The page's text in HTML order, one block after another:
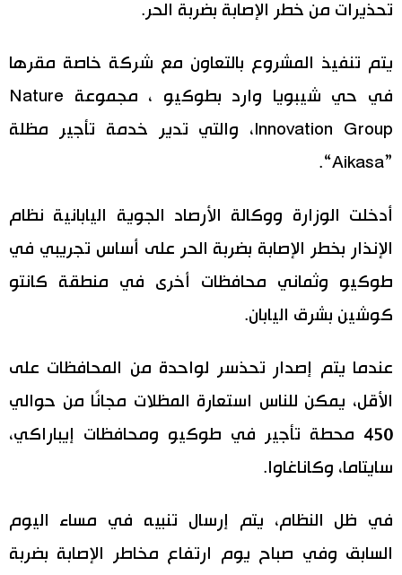
الأقسام
صور
تجارب وآراء
سياسة
مجتمع
طوكيو
موسوعة اليابان
تحذيرات من خطر الإصابة بضربة الحر.
يتم تنفيذ المشروع بالتعاون مع شركة خاصة مقرها
في حي شيبويا وارد بطوكيو ، مجموعة Nature
Innovation Group، والتي تدير خدمة تأجير مظلة
”Aikasa“.
أدخلت الوزارة ووكالة الأرصاد الجوية اليابانية نظام
الإنذار بخطر الإصابة بضربة الحر على أساس تجريبي في
طوكيو وثماني محافظات أخرى في منطقة كانتو
كوشين بشرق اليابان.
عندما يتم إصدار تحذسر لواحدة من المحافظات على
الأقل، يمكن للناس استعارة المظلات مجانًا من حوالي
450 محطة تأجير في طوكيو ومحافظات إيباراكي،
سايتاما، وكاناغاوا.
في ظل النظام، يتم إرسال تنبيه في مساء اليوم
السابق وفي صباح يوم ارتفاع مخاطر الإصابة بضربة